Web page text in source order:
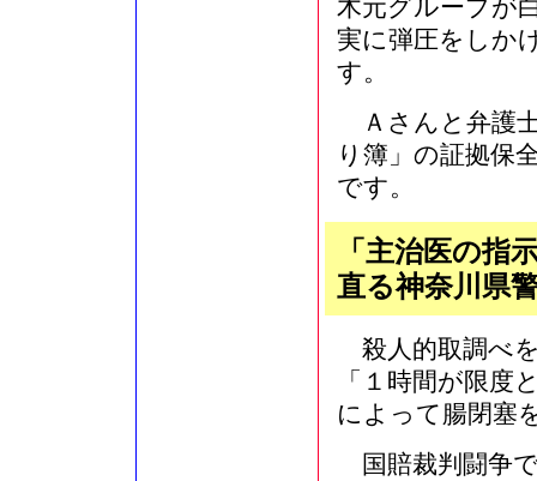
木元グループが
実に弾圧をしか
す。
Ａさんと弁護
り簿」の証拠保
です。
「主治医の指
直る神奈川県
殺人的取調べ
「１時間が限度
によって腸閉塞
国賠裁判闘争